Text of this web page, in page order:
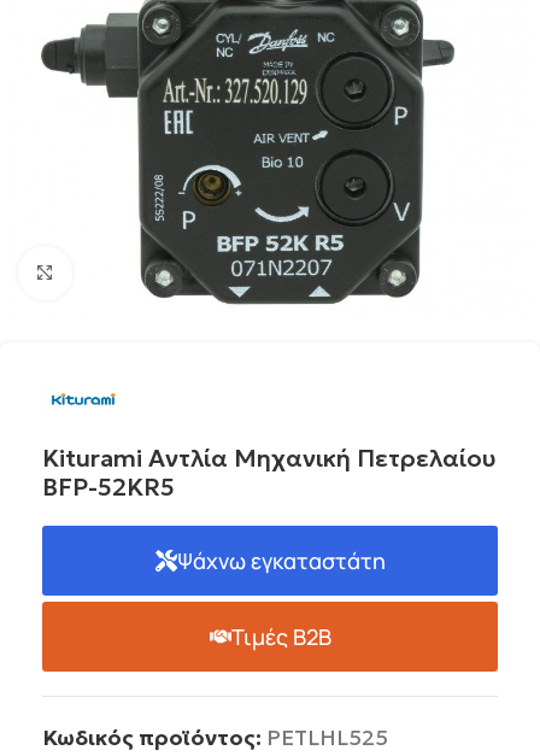
Click to enlarge
Kiturami Αντλία Μηχανική Πετρελαίου
BFP-52KR5
Ψάχνω εγκαταστάτη
Τιμές B2B
Κωδικός προϊόντος: PETLHL525